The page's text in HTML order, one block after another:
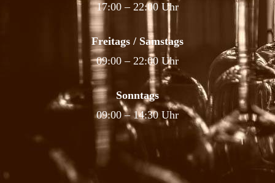
17:00 – 22:00 Uhr
Freitags / Samstags
09:00 – 22:00 Uhr
Sonntags
09:00 – 14:30 Uhr